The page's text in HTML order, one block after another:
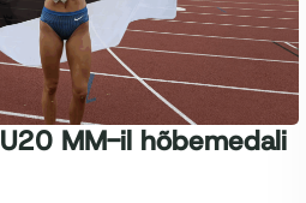
MM-il hõbemedali